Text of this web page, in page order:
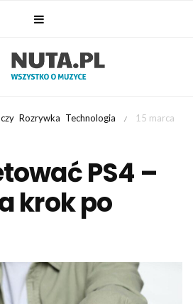
Rozrywka Technologia /
15 marca
PS4 –
krok po